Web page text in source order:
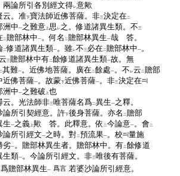
兩論所引各別經文得レ意歟
云。准下寶法師近佛菩薩。非三決定在二
洲中一之難意 上思 レ之。修道諸異生類。不三
二贍部林中一。何名 二贍部林異生一哉 答。
二修道諸異生類一。雖レ不三必在二贍部林中一。
三贍部林中有二餘修道諸異生類一故。無
二其難一。近佛地菩薩。廣在二餘處一。不 レ云 二贍部
近佛菩薩一。故蒙下近佛菩薩一。非三決定在
洲中一之難破 上也
云。光法師非三唯菩薩名爲二異生一之釋。
論所引契經意。許下後身菩薩。亦名 二贍部
生一之義 上歟 答。此釋意。依 二今論意一。會二
論所引經文一之時。對二預流果一。校
量施
劣一。贍部林異生者。贍部林中。有二餘修道
生類一。今論所引經文。非三唯後有菩薩。
爲贍部林異生一 爲言 若婆沙論所引經意。